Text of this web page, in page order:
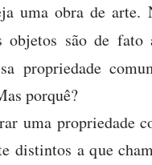
uma obra de arte.
objetos são de
propriedade
porquê?
uma propriedade
distintos a que